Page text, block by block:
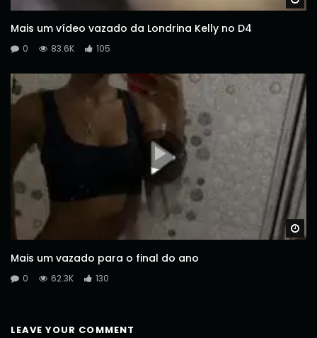
Mais um vídeo vazado da Londrina Kelly no D4
0 83.6K 105
Mais um vazado para o final do ano
0 62.3K 130
LEAVE YOUR COMMENT